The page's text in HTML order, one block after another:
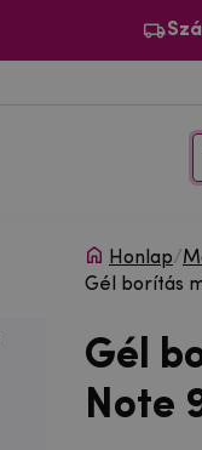
Honlap/
Gél borítás
Gél
Note